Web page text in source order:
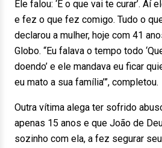
Ele falou: ‘É o que vai te curar’. Aí
e fez o que fez comigo. Tudo o
declarou a mulher, hoje com 41
Globo. “Eu falava o tempo todo
doendo’ e ele mandava eu ficar
eu mato a sua família’”, completou.
Outra vítima alega ter sofrido
apenas 15 anos e que João de
sozinho com ela, a fez segurar